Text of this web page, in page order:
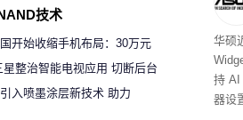
自
华硕
持 AI
器设
技术
开始收缩手机布局：30万元
达标门店 将被逐步清退
星整治智能电视应用 切断后台
宽的违规行为
入喷墨涂层新技术 助力